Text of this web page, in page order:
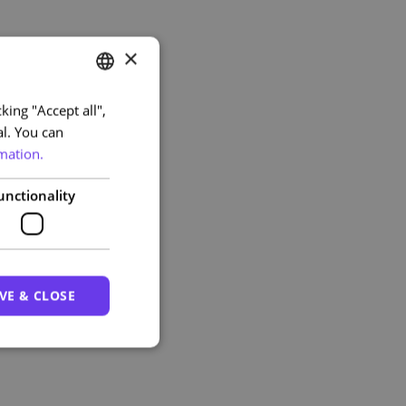
PORTUGUESE
ENGLISH
×
"Accept all",
You can
& CLOSE